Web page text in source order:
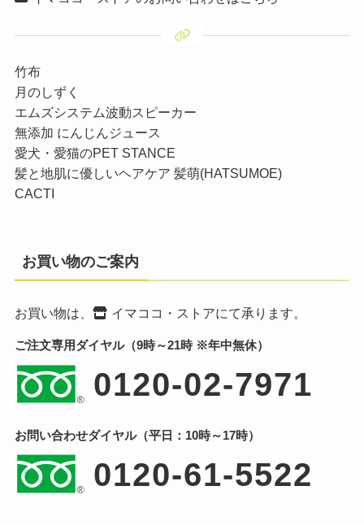
竹布
月のしずく
エムズシステム波動スピーカー
無添加 にんじんジュース
愛犬・愛猫のPET STANCE
髪と地肌に優しいヘアケア 髪萌(HATSUMOE)
CACTI
お買い物のご案内
お買い物は、 イマココ・ストアにて承ります。
ご注文専用ダイヤル（9時～21時 ※年中無休）
0120-02-7971
お問い合わせダイヤル（平日：10時～17時）
0120-61-5522